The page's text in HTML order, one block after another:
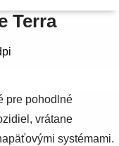
Terra
pre pohodlné
vrátane
systémami.